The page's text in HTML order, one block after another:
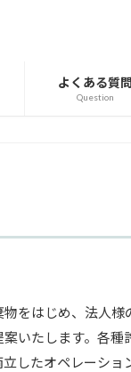
よくある質問
Question
をはじめ、法人
いたします。各種
したオペレーショ